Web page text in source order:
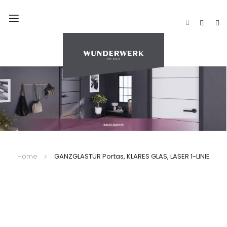
Home GANZGLASTÜR Portas, KLARES GLAS, LASER 1-LINIE